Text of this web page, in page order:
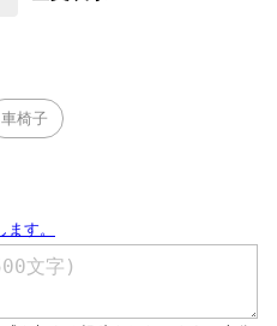
車椅子